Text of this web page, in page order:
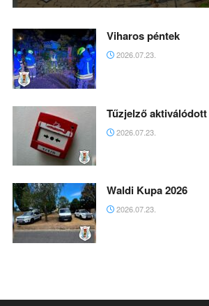
Viharos péntek
2026.07.23.
Tűzjelző aktiválódott
2026.07.23.
Waldi Kupa 2026
2026.07.23.